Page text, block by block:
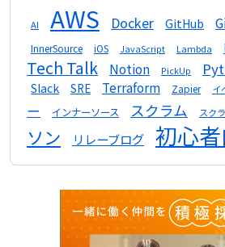
AI AWS Docker GitHub
InnerSource iOS JavaScript Lambda
Tech Talk
Notion PickUp
Slack SRE Terraform Zapier イ
ー
インナーソース スクラム スク
ソン
リレーブログ 初心